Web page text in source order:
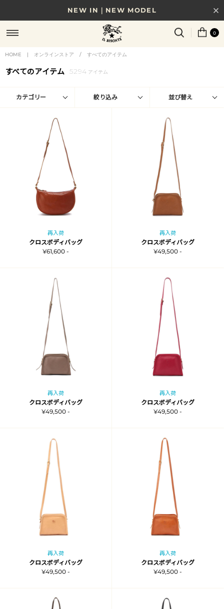
8/17(月)10時まで｜税込11,000円以上で送料無料
贈る相手やシーンから選べる、新しいギフトガイド
0
HOME | オンラインストア / すべてのアイテム
すべてのアイテム 5294 アイテム
カテゴリー 絞り込み 並び替え
再入荷
クロスボディバッグ
¥61,600 -
再入荷
クロスボディバッグ
¥49,500 -
再入荷
クロスボディバッグ
¥49,500 -
再入荷
クロスボディバッグ
¥49,500 -
再入荷
クロスボディバッグ
¥49,500 -
再入荷
クロスボディバッグ
¥49,500 -